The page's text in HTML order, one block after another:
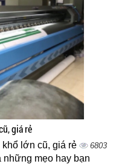
giá rẻ
lớn cũ, giá rẻ 6803
những mẹo hay bạn